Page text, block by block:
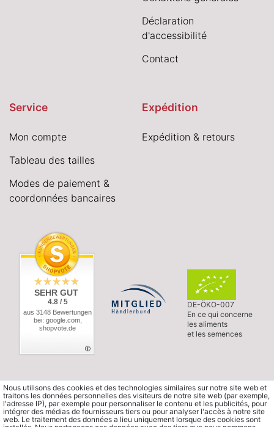
Déclaration
d'accessibilité
Contact
Service
Mon compte
Tableau des tailles
Modes de paiement &
coordonnées bancaires
Expédition
Expédition & retours
SEHR GUT
4.8 / 5
aus 3148 Bewertungen
bei: google.com,
shopvote.de
DE-ÖKO-007
En ce qui concerne
les aliments
et les semences
Nous utilisons des cookies et des technologies similaires sur notre site web et
traitons les données personnelles des visiteurs de notre site web (par exemple,
l'adresse IP), par exemple pour personnaliser le contenu et les publicités, pour
intégrer des médias de fournisseurs tiers ou pour analyser l'accès à notre site
web. Le traitement des données a lieu uniquement lorsque des cookies sont